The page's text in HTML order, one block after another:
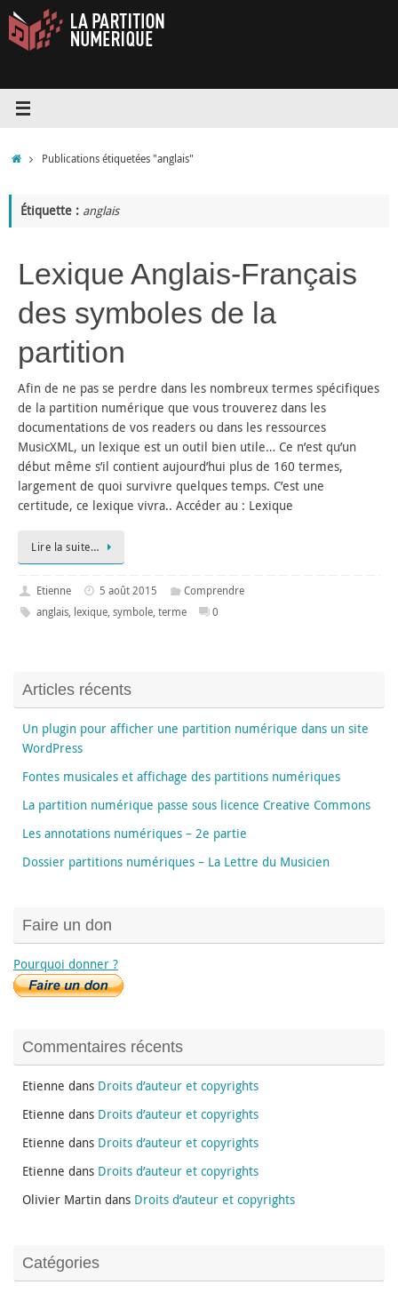
Passer
contenu
AccueilPublications étiquetées "anglais"
Étiquette : anglais
Lexique Anglais-Français
des symboles de la
partition
Afin de ne pas se perdre dans les nombreux termes spécifiques
de la partition numérique que vous trouverez dans les
documentations de vos readers ou dans les ressources
MusicXML, un lexique est un outil bien utile… Ce n’est qu’un
début même s’il contient aujourd’hui plus de 160 termes,
largement de quoi survivre quelques temps. C’est une
certitude, ce lexique vivra.. Accéder au : Lexique
Lire la suite…
Etienne 5 août 2015
Comprendre
anglais, lexique, symbole, terme 0
Articles récents
Un plugin pour afficher une partition numérique dans un site
WordPress
Fontes musicales et affichage des partitions numériques
La partition numérique passe sous licence Creative Commons
Les annotations numériques – 2e partie
Dossier partitions numériques – La Lettre du Musicien
Faire un don
Pourquoi donner ?
Commentaires récents
Etienne dans Droits d’auteur et copyrights
Etienne dans Droits d’auteur et copyrights
Etienne dans Droits d’auteur et copyrights
Etienne dans Droits d’auteur et copyrights
Olivier Martin dans Droits d’auteur et copyrights
Catégories